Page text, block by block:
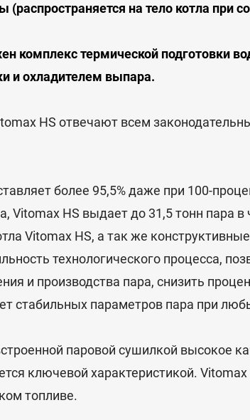
на тело котла при
комплекс термической подготовки
и охладителем выпара.
HS отвечают всем
более 95,5% даже при 100-
Vitomax HS выдает до 31,5 тонн пара в
Vitomax HS, а так же
технологического процесса,
и производства пара, снизить
стабильных параметров пара при
паровой сушилкой высокое
ключевой характеристикой.
топливе.